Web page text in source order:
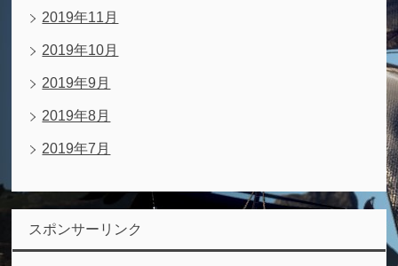
2019年11月
2019年10月
2019年9月
2019年8月
2019年7月
スポンサーリンク